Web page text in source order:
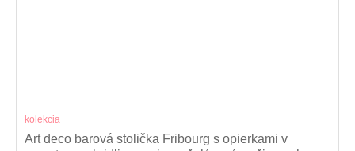
kolekcia
Art deco barová stolička Fribourg s opierkami v